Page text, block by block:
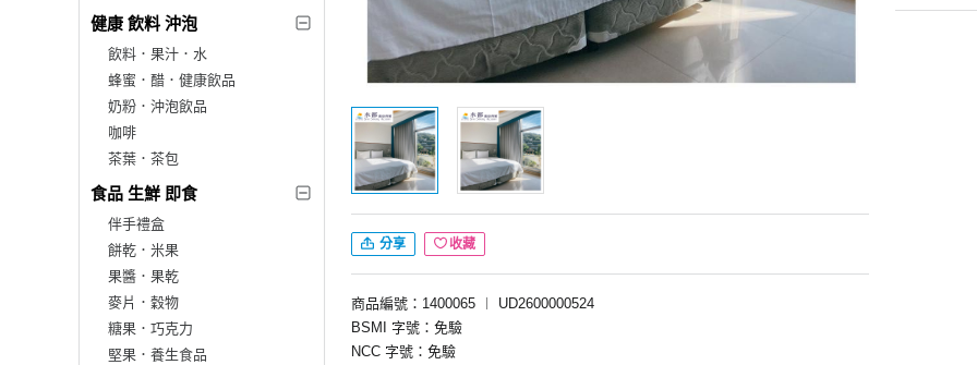
健康 飲料 沖泡
飲料．果汁．水
蜂蜜．醋．健康飲品
奶粉．沖泡飲品
咖啡
茶葉．茶包
食品 生鮮 即食
伴手禮盒
餅乾．米果
果醬．果乾
麥片．穀物
糖果．巧克力
堅果．養生食品
分享 收藏
商品編號：1400065 ︱
UD2600000524
BSMI 字號：免驗
NCC 字號：免驗